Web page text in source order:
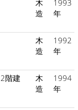
木
造
1993
年
木
造
1992
年
2階建
木
造
1994
年